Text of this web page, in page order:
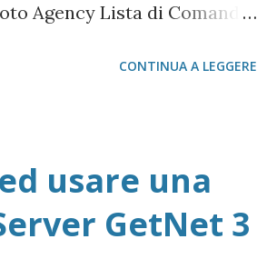
Agency Lista di Comandi
della copia gratuita
e Adobe Reader Cartella
offline Microsoft 365
CONTINUA A LEGGERE
usare una
GetNet 3